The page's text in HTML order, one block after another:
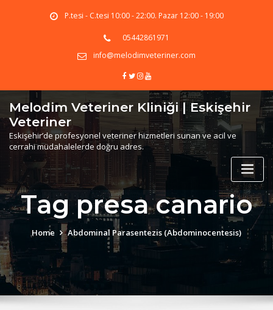
P.tesi - C.tesi 10:00 - 22:00. Pazar 12:00 - 19:00
05442861971
info@melodimveteriner.com
Melodim Veteriner Kliniği | Eskişehir
Veteriner
Eskişehir’de profesyonel veteriner hizmetleri sunan ve acil ve
cerrahi müdahalelerde doğru adres.
Tag presa canario
Home Abdominal Parasentezis (Abdominocentesis)